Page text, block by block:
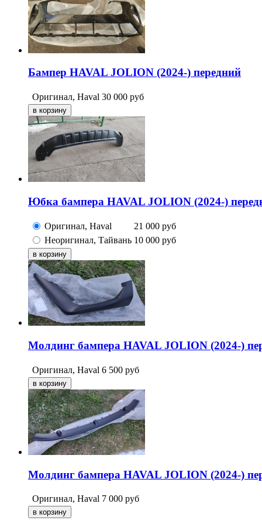
Бампер HAVAL JOLION (2024-) передний
Оригинал, Haval 30 000 руб
Юбка бампера HAVAL JOLION (2024-)
Оригинал, Haval 21 000 руб
Неоригинал, Тайвань 10 000 руб
Молдинг бампера HAVAL JOLION (2024-)
Оригинал, Haval 6 500 руб
Молдинг бампера HAVAL JOLION (2024-)
Оригинал, Haval 7 000 руб